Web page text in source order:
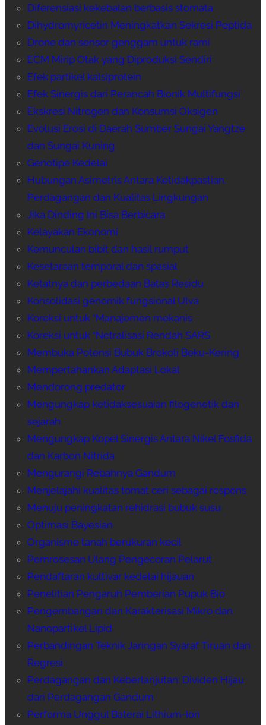
Diferensiasi kekebalan berbasis stomata
Dihydromyricetin Meningkatkan Sekresi Peptida
Drone dan sensor genggam untuk rami
ECM Mirip Otak yang Diproduksi Sendiri
Efek partikel kalsiprotein
Efek Sinergis dari Perancah Bionik Multifungsi
Ekskresi Nitrogen dan Konsumsi Oksigen
Evolusi Erosi di Daerah Sumber Sungai Yangtze
dan Sungai Kuning
Genotipe Kedelai
Hubungan Asimetris Antara Ketidakpastian
Perdagangan dan Kualitas Lingkungan
Jika Dinding Ini Bisa Berbicara
Kelayakan Ekonomi
Kemunculan bibit dan hasil rumput
Kesetaraan temporal dan spasial
Ketatnya dan perbedaan Batas Residu
Konsolidasi genomik fungsional Ulva
Koreksi untuk “Manajemen mekanis
Koreksi untuk “Netralisasi Rendah SARS
Membuka Potensi Bubuk Brokoli Beku-Kering
Mempertahankan Adaptasi Lokal
Mendorong predator
Mengungkap ketidaksesuaian filogenetik dan
sejarah
Mengungkap Kopel Sinergis Antara Nikel Fosfida
dan Karbon Nitrida
Mengurangi Rebahnya Gandum
Menjelajahi kualitas tomat ceri sebagai respons
Menuju peningkatan rehidrasi bubuk susu
Optimasi Bayesian
Organisme tanah berukuran kecil
Pemrosesan Ulang Pengecoran Pelarut
Pendaftaran kultivar kedelai hijauan
Penelitian Pengaruh Pemberian Pupuk Bio
Pengembangan dan Karakterisasi Mikro dan
Nanopartikel Lipid
Perbandingan Teknik Jaringan Syaraf Tiruan dan
Regresi
Perdagangan dan Keberlanjutan: Dividen Hijau
dari Perdagangan Gandum
Performa Unggul Baterai Lithium-Ion